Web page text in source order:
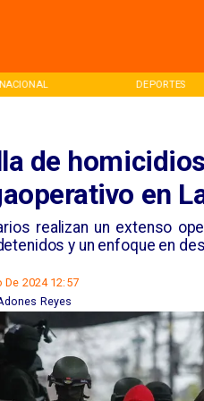
CULTURA
de
en
realizan un extenso
y un enfoque en
De 2024 12:57
Reyes